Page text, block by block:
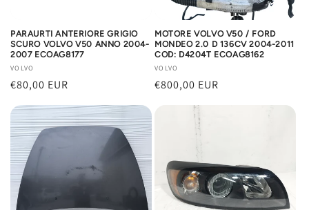
PARAURTI ANTERIORE GRIGIO
SCURO VOLVO V50 ANNO 2004-
2007 ECOAG8177
Produttore:
VOLVO
Prezzo
listino
€80,00 EUR
MOTORE VOLVO V50 / FORD
MONDEO 2.0 D 136CV 2004-2011
COD: D4204T ECOAG8162
Produttore:
VOLVO
Prezzo
€800,00 EUR